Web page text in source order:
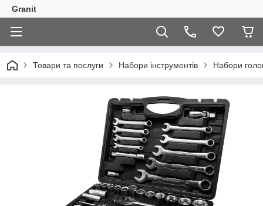
Granit
Товари та послуги Набори інструментів Набори